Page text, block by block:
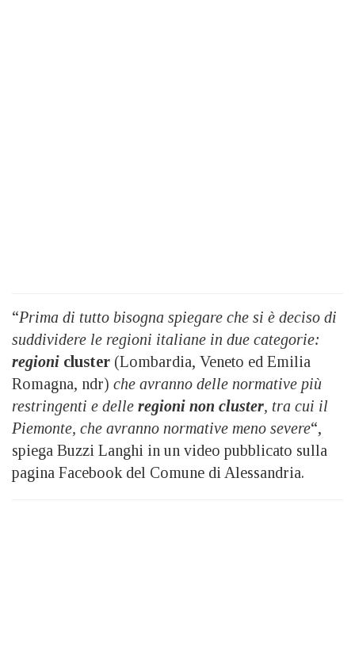
“Prima di tutto bisogna spiegare che si è deciso di
suddividere le regioni italiane in due categorie:
regioni cluster (Lombardia, Veneto ed Emilia
Romagna, ndr) che avranno delle normative più
restringenti e delle regioni non cluster, tra cui il
Piemonte, che avranno normative meno severe“,
spiega Buzzi Langhi in un video pubblicato sulla
pagina Facebook del Comune di Alessandria.